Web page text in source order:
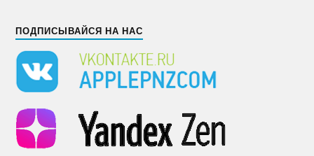
ПОДПИСЫВАЙСЯ НА НАС